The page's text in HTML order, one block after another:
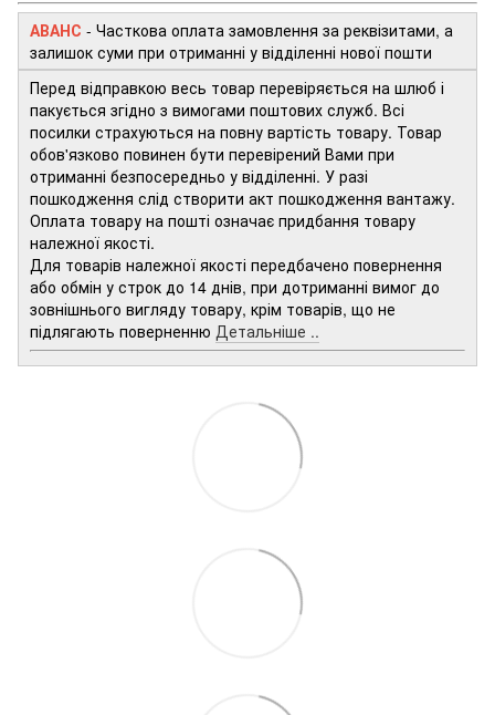
АВАНС - Часткова оплата замовлення за реквізитами, а
залишок суми при отриманні у відділенні нової пошти
Перед відправкою весь товар перевіряється на шлюб і
пакується згідно з вимогами поштових служб. Всі
посилки страхуються на повну вартість товару. Товар
обов'язково повинен бути перевірений Вами при
отриманні безпосередньо у відділенні. У разі
пошкодження слід створити акт пошкодження вантажу.
Оплата товару на пошті означає придбання товару
належної якості.
Для товарів належної якості передбачено повернення
або обмін у строк до 14 днів, при дотриманні вимог до
зовнішнього вигляду товару, крім товарів, що не
підлягають поверненню Детальніше ..